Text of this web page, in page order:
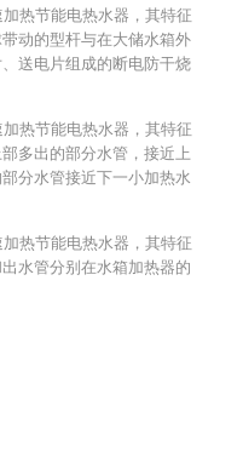
热节能电热水器，其特征
动的型杆与在大储水箱外
送电片组成的断电防干烧
热节能电热水器，其特征
多出的部分水管，接近上
分水管接近下一小加热水
热节能电热水器，其特征
水管分别在水箱加热器的